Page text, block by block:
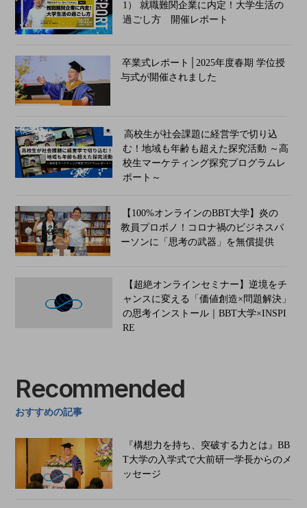
1） 就職難関企業に内定！大学生活の
過ごし方 開催レポート
卒業式レポート│2025年度春期 学位授
与式が開催されました
高校生が社会課題に経営学で切り込
む！地域も年齢も超えた探究活動 ～高
校生マーケティング探究プログラムレ
ポート～
【100%オンラインのBBT大学】炎の
教員プロボノ！コロナ禍のビジネスパ
ーソンに「思考の武器」を無償提供
【超絶オンラインセミナー】逆境をチ
ャンスに変える「価値創造×問題解決」
の思考インストール｜BBT大学×INSPI
RE
Recommended
おすすめの記事
『構想力を持ち、突破する力とは』BB
T大学の入学式で大前研一学長からのメ
ッセージ